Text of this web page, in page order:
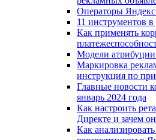
Операторы
11 инструментов
Как применять
Модели
Маркировка
инструкция по
Главные новости
январь 2024 года
Как настроить
Директе и зачем
Как